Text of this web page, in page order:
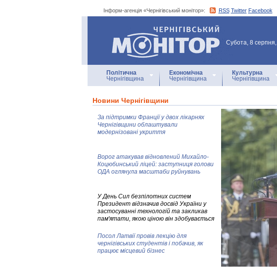
Інформ-агенція «Чернігівський монітор»: RSS Twitter Facebook
Інформ-агенція
«Чернігівський монітор»
Субота, 8 серпня,
Політична
Чернігівщина
Економічна
Чернігівщина
Культурна
Чернігівщина
Новини Чернігівщини
За підтримки Франції у двох лікарнях
Чернігівщини облаштували
модернізовані укриття
Ворог атакував відновлений Михайло-
Коцюбинський ліцей: заступниця голови
ОДА оглянула масштаби руйнувань
У День Сил безпілотних систем
Президент відзначив досвід України у
застосуванні технологій та закликав
пам'ятати, якою ціною він здобувається
Посол Латвії провів лекцію для
чернігівських студентів і побачив, як
працює місцевий бізнес